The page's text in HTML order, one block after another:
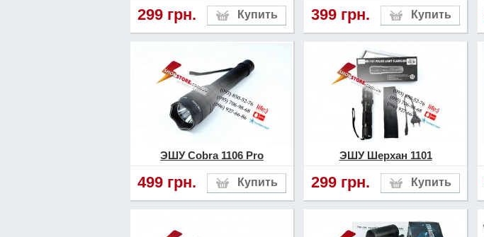
299 грн. 399 грн.
ЭШУ Cobra 1106 Pro
499 грн.
ЭШУ Шерхан 1101
299 грн.